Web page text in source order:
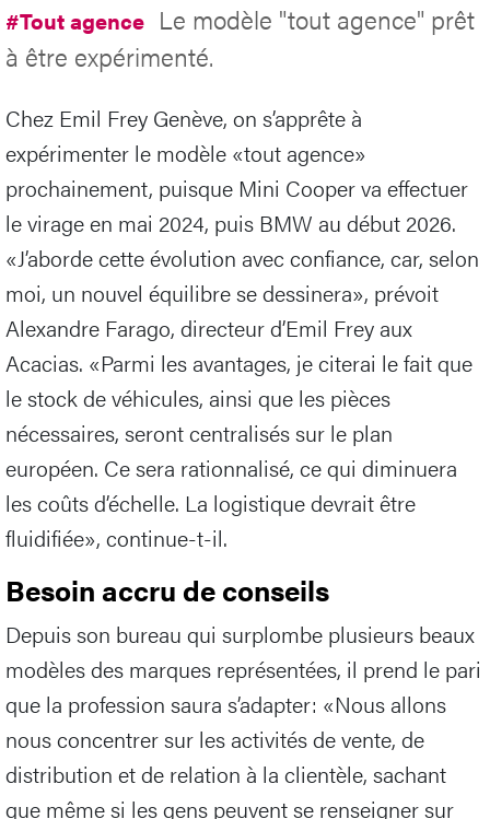
#Tout agence Le modèle "tout agence" prêt
à être expérimenté.
Chez Emil Frey Genève, on s’apprête à
expérimenter le modèle «tout agence»
prochainement, puisque Mini Cooper va effectuer
le virage en mai 2024, puis BMW au début 2026.
«J’aborde cette évolution avec confiance, car, selon
moi, un nouvel équilibre se dessinera», prévoit
Alexandre Farago, directeur d’Emil Frey aux
Acacias. «Parmi les avantages, je citerai le fait que
le stock de véhicules, ainsi que les pièces
nécessaires, seront centralisés sur le plan
européen. Ce sera rationnalisé, ce qui diminuera
les coûts d’échelle. La logistique devrait être
fluidifiée», continue-t-il.
Besoin accru de conseils
Depuis son bureau qui surplombe plusieurs beaux
modèles des marques représentées, il prend le pari
que la profession saura s’adapter: «Nous allons
nous concentrer sur les activités de vente, de
distribution et de relation à la clientèle, sachant
que même si les gens peuvent se renseigner sur